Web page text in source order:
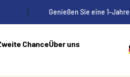
Genießen Sie eine 1-
ChanceÜber uns